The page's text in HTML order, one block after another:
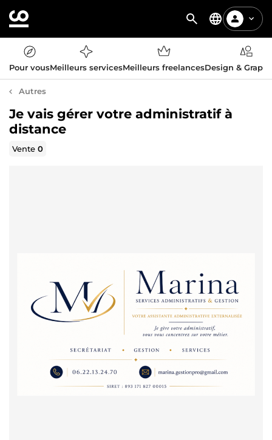
Pour vousMeilleurs servicesMeilleurs freelancesDesign &
Autres
Je vais gérer votre administratif à
distance
Vente0